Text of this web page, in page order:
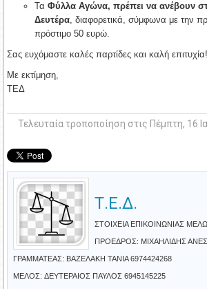
Τα Φύλλα Αγώνα, πρέπει να ανέβουν
Δευτέρα, διαφορετικά, σύμφωνα με την
πρόστιμο 50 ευρώ.
Σας ευχόμαστε καλές παρτίδες και καλή επιτυχία!
Με εκτίμηση,
ΤΕΔ
Τελευταία τροποποίηση στις Πέμπτη, 16
Τ.Ε.Δ.
ΣΤΟΙΧΕΙΑ ΕΠΙΚΟΙΝΩΝΙΑΣ
ΠΡΟΕΔΡΟΣ: ΜΙΧΑΗΛΙΔΗΣ
ΓΡΑΜΜΑΤΕΑΣ: ΒΑΖΕΛΑΚΗ ΤΑΝΙΑ 6974424268
ΜΕΛΟΣ: ΔΕΥΤΕΡΑΙΟΣ ΠΑΥΛΟΣ 6945145225